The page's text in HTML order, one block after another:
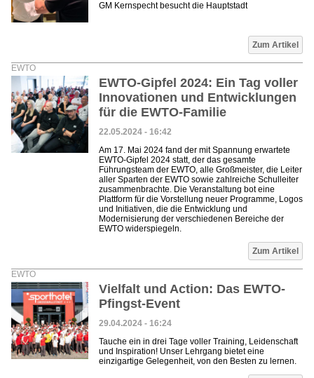
GM Kernspecht besucht die Hauptstadt
Zum Artikel
EWTO
EWTO-Gipfel 2024: Ein Tag voller
Innovationen und Entwicklungen
für die EWTO-Familie
22.05.2024 - 16:42
Am 17. Mai 2024 fand der mit Spannung erwartete
EWTO-Gipfel 2024 statt, der das gesamte
Führungsteam der EWTO, alle Großmeister, die Leiter
aller Sparten der EWTO sowie zahlreiche Schulleiter
zusammenbrachte. Die Veranstaltung bot eine
Plattform für die Vorstellung neuer Programme, Logos
und Initiativen, die die Entwicklung und
Modernisierung der verschiedenen Bereiche der
EWTO widerspiegeln.
Zum Artikel
EWTO
Vielfalt und Action: Das EWTO-
Pfingst-Event
29.04.2024 - 16:24
Tauche ein in drei Tage voller Training, Leidenschaft
und Inspiration! Unser Lehrgang bietet eine
einzigartige Gelegenheit, von den Besten zu lernen.